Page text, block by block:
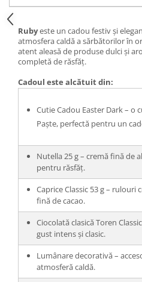
Rubyeste un cadou festiv și
atmosfera caldă a sărbătorilor în
atent aleasă de produse dulci și
completă de răsfăț.
Cadoul este alcătuit din:
Cutie Cadou Easter Dark – o
Paște, perfectă pentru un
Nutella 25 g – cremă fină de
pentru răsfăț.
Caprice Classic 53 g –
fină de cacao.
Ciocolată clasică Toren
gust intens și clasic.
Lumânare decorativă –
atmosferă caldă.